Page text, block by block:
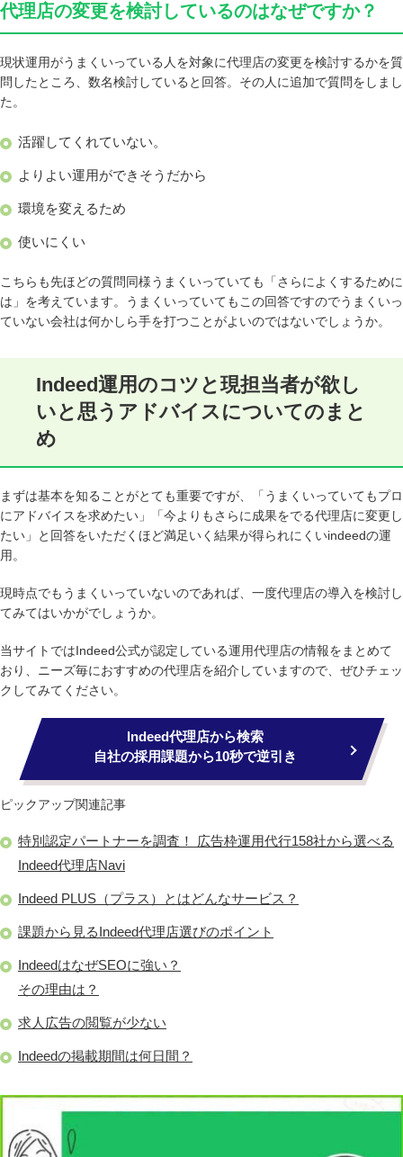
代理店の変更を検討しているのはなぜですか？
現状運用がうまくいっている人を対象に代理店の変更を検討するかを質
問したところ、数名検討していると回答。その人に追加で質問をしまし
た。
活躍してくれていない。
よりよい運用ができそうだから
環境を変えるため
使いにくい
こちらも先ほどの質問同様うまくいっていても「さらによくするために
は」を考えています。うまくいっていてもこの回答ですのでうまくいっ
ていない会社は何かしら手を打つことがよいのではないでしょうか。
Indeed運用のコツと現担当者が欲し
いと思うアドバイスについてのまと
め
まずは基本を知ることがとても重要ですが、「うまくいっていてもプロ
にアドバイスを求めたい」「今よりもさらに成果をでる代理店に変更し
たい」と回答をいただくほど満足いく結果が得られにくいindeedの運
用。
現時点でもうまくいっていないのであれば、一度代理店の導入を検討し
てみてはいかがでしょうか。
当サイトではIndeed公式が認定している運用代理店の情報をまとめて
おり、ニーズ毎におすすめの代理店を紹介していますので、ぜひチェッ
クしてみてください。
Indeed代理店から検索
自社の採用課題から10秒で逆引き
ピックアップ関連記事
特別認定パートナーを調査！ 広告枠運用代行158社から選べる
Indeed代理店Navi
Indeed PLUS（プラス）とはどんなサービス？
課題から見るIndeed代理店選びのポイント
IndeedはなぜSEOに強い？
その理由は？
求人広告の閲覧が少ない
Indeedの掲載期間は何日間？